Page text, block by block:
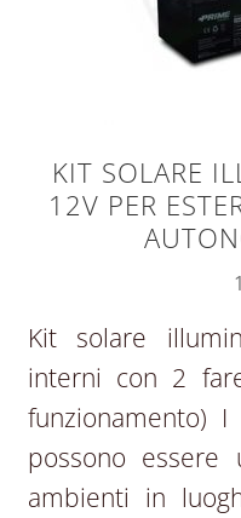
KIT SOLARE
12V PER
Kit solare
interni con 2
funzionamento)
possono essere
ambienti in